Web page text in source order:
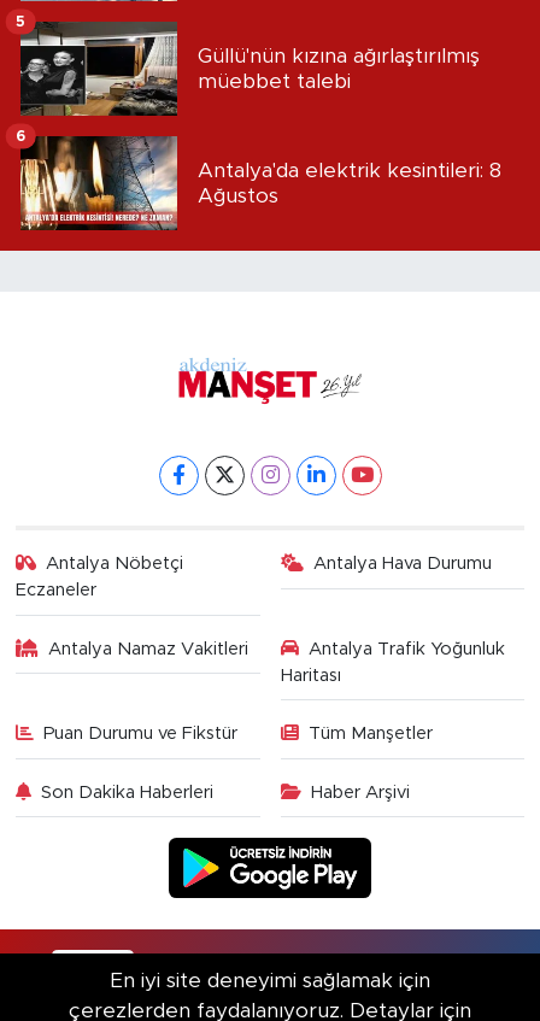
Güllü'nün kızına ağırlaştırılmış
müebbet talebi
5
Antalya'da elektrik kesintileri: 8
Ağustos
6
Antalya Nöbetçi
Eczaneler
Antalya Hava Durumu
Antalya Namaz Vakitleri
Antalya Trafik Yoğunluk
Haritası
Puan Durumu ve Fikstür Tüm Manşetler
Son Dakika Haberleri Haber Arşivi
En iyi site deneyimi sağlamak için
çerezlerden faydalanıyoruz. Detaylar için